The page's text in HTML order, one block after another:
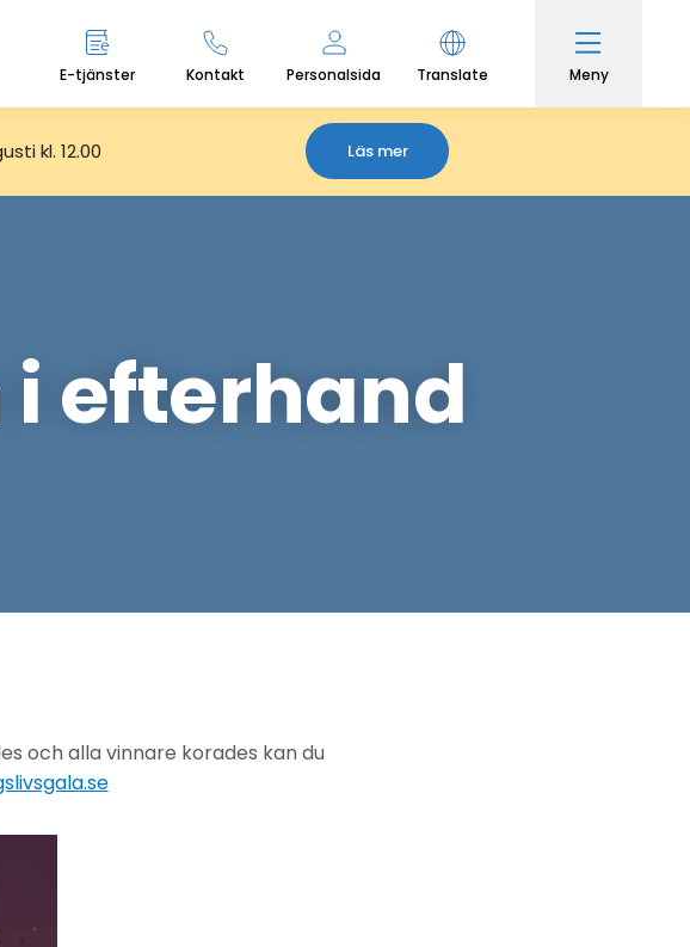
E-tjänster Kontakt Personalsida Translate Meny
kl. 12.00 Läs mer
efterhand
och alla vinnare korades kan du